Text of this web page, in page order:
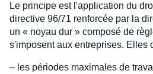
Le principe est l'application du
directive 96/71 renforcée par la
un « noyau dur » composé de
s'imposent aux entreprises. Elles
– les périodes maximales de